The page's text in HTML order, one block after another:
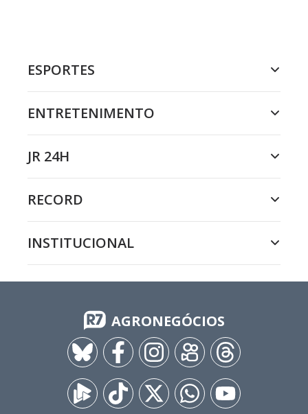
ESPORTES
ENTRETENIMENTO
JR 24H
RECORD
INSTITUCIONAL
AGRONEGÓCIOS